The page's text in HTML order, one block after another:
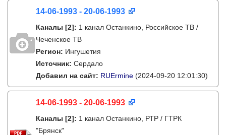
14-06-1993 - 20-06-1993
Каналы [2]: 1 канал Останкино, Российское ТВ /
Чеченское ТВ
Регион: Ингушетия
Источник: Сердало
Добавил на сайт: RUErmine (2024-09-20 12:01:30)
14-06-1993 - 20-06-1993
Каналы [2]: 1 канал Останкино, РТР / ГТРК
"Брянск"